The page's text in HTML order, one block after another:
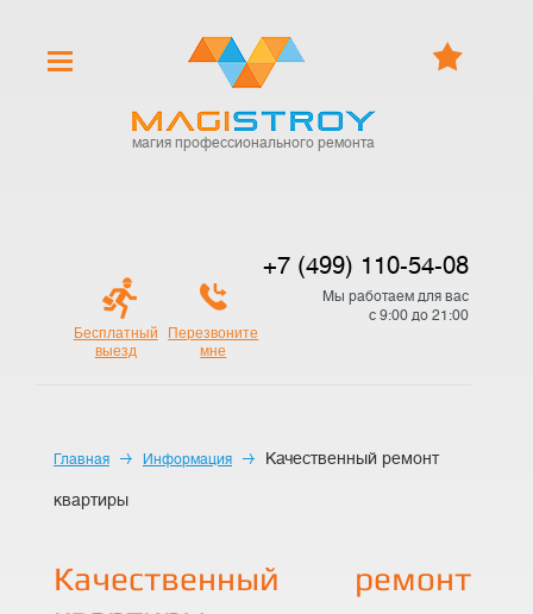
магия профессионального ремонта
+7 (499) 110-54-08
Мы работаем для вас
с 9:00 до 21:00
Бесплатный
выезд
Перезвоните
мне
Главная Информация Качественный ремонт
квартиры
Качественный ремонт